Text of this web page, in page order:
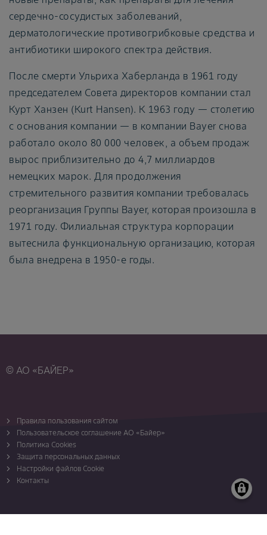
сердечно-сосудистых заболеваний,
дерматологические противогрибковые средства и
антибиотики широкого спектра действия.
После смерти Ульриха Хаберланда в 1961 году
председателем Совета директоров компании стал
Курт Ханзен (Kurt Hansen). К 1963 году — столетию
с основания компании — в компании Bayer снова
работало около 80 000 человек, а объем продаж
вырос приблизительно до 4,7 миллиардов
немецких марок. Для продолжения
стремительного развития компании требовалась
реорганизация Группы Bayer, которая произошла в
1971 году. Филиальная структура корпорации
вытеснила функциональную организацию, которая
была внедрена в 1950-е годы.
© АО «БАЙЕР»
Правила пользования сайтом
Пользовательское соглашение АО «Байер»
Политика Cookies
Защита персональных данных
Настройки файлов Cookie
Контакты